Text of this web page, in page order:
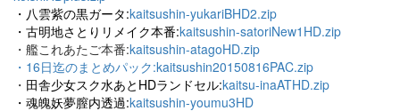
・八雲紫の黒ガータ:kaitsushin-yukariBHD2.zip
・古明地さとりリメイク本番:kaitsushin-satoriNew1HD.zip
・艦これあたご本番:kaitsushin-atagoHD.zip
・16日迄のまとめパック:kaitsushin20150816PAC.zip
・ 田舎少女スク水あとHDランドセル:kaitsu-inaATHD.zip
・ 魂魄妖夢膣内透過:kaitsushin-youmu3HD